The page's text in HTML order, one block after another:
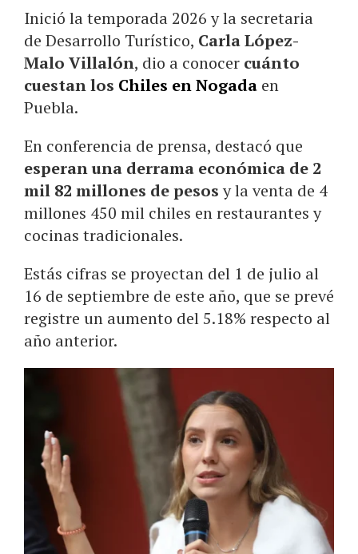
Inició la temporada 2026 y la secretaria
de Desarrollo Turístico, Carla López-
Malo Villalón, dio a conocer cuánto
cuestan los Chiles en Nogada en
Puebla.
En conferencia de prensa, destacó que
esperan una derrama económica de 2
mil 82 millones de pesosy la venta de 4
millones 450 mil chiles en restaurantes y
cocinas tradicionales.
Estás cifras se proyectan del 1 de julio al
16 de septiembre de este año, que se prevé
registre un aumento del 5.18% respecto al
año anterior.